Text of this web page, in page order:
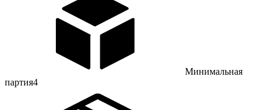
Минимальная
партия4